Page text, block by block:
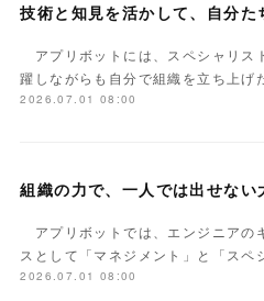
アプリボットには、スペシャリス
躍しながらも自分で組織を立ち上げ
2026.07.01 08:00
アプリボットでは、エンジニアの
スとして「マネジメント」と「スペ
2026.07.01 08:00